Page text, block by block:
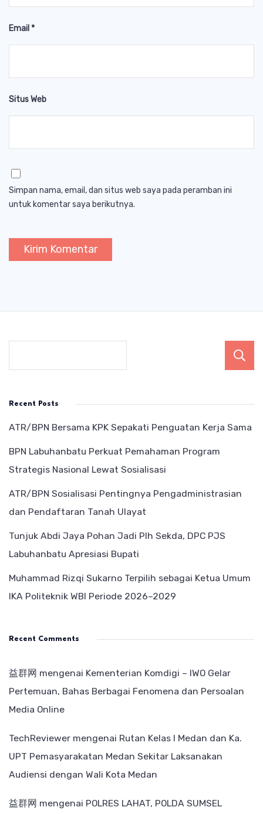
Email*
Situs Web
Simpan nama, email, dan situs web saya pada peramban ini
untuk komentar saya berikutnya.
Recent Posts
ATR/BPN Bersama KPK Sepakati Penguatan Kerja Sama
BPN Labuhanbatu Perkuat Pemahaman Program
Strategis Nasional Lewat Sosialisasi
ATR/BPN Sosialisasi Pentingnya Pengadministrasian
dan Pendaftaran Tanah Ulayat
Tunjuk Abdi Jaya Pohan Jadi Plh Sekda, DPC PJS
Labuhanbatu Apresiasi Bupati
Muhammad Rizqi Sukarno Terpilih sebagai Ketua Umum
IKA Politeknik WBI Periode 2026–2029
Recent Comments
益群网 mengenai Kementerian Komdigi – IWO Gelar
Pertemuan, Bahas Berbagai Fenomena dan Persoalan
Media Online
TechReviewer mengenai Rutan Kelas I Medan dan Ka.
UPT Pemasyarakatan Medan Sekitar Laksanakan
Audiensi dengan Wali Kota Medan
益群网 mengenai POLRES LAHAT, POLDA SUMSEL